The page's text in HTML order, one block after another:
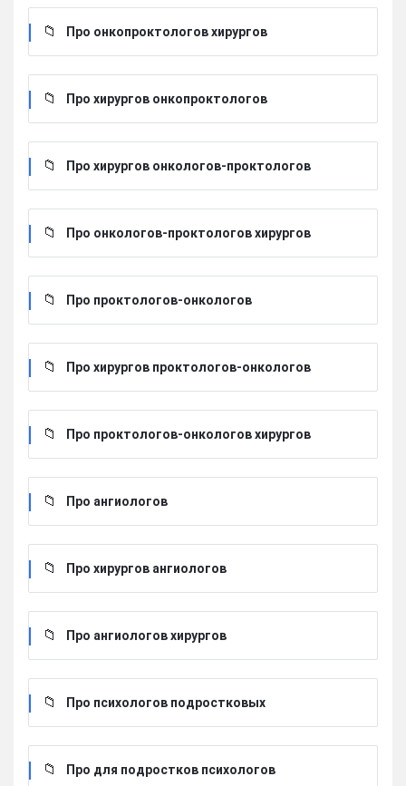
Про онкопроктологов хирургов
Про хирургов онкопроктологов
Про хирургов онкологов-проктологов
Про онкологов-проктологов хирургов
Про проктологов-онкологов
Про хирургов проктологов-онкологов
Про проктологов-онкологов хирургов
Про ангиологов
Про хирургов ангиологов
Про ангиологов хирургов
Про психологов подростковых
Про для подростков психологов